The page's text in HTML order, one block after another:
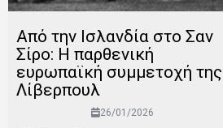
Από την Ισλανδία στο Σαν
Σίρο: Η παρθενική
ευρωπαϊκή συμμετοχή της
Λίβερπουλ
26/01/2026